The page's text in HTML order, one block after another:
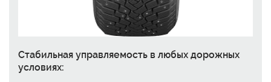
Стабильная управляемость в любых дорожных
условиях: